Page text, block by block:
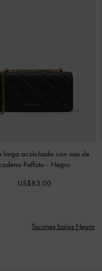
larga acolchada con asa de
Paffuto - Negro
US$83.00
Tacones bajos Negro